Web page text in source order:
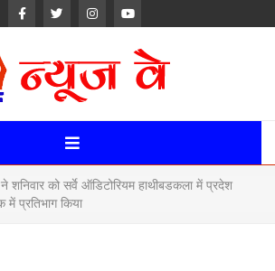
Way:
Pardesh,
शनिवार को सर्वे ऑडिटोरियम हाथीबडकला में प्रदेश
में प्रतिभाग किया